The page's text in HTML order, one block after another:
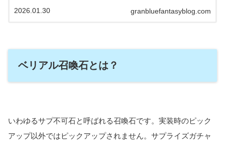
granbluefantasyblog.com
2026.01.30
ベリアル召喚石とは？
いわゆるサプ不可石と呼ばれる召喚石です。実装時のピック
アップ以外ではピックアップされません。サプライズガチャ